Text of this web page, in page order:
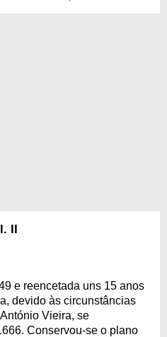
II
e reencetada uns 15 anos
devido às circunstâncias
Vieira, se
Conservou-se o plano